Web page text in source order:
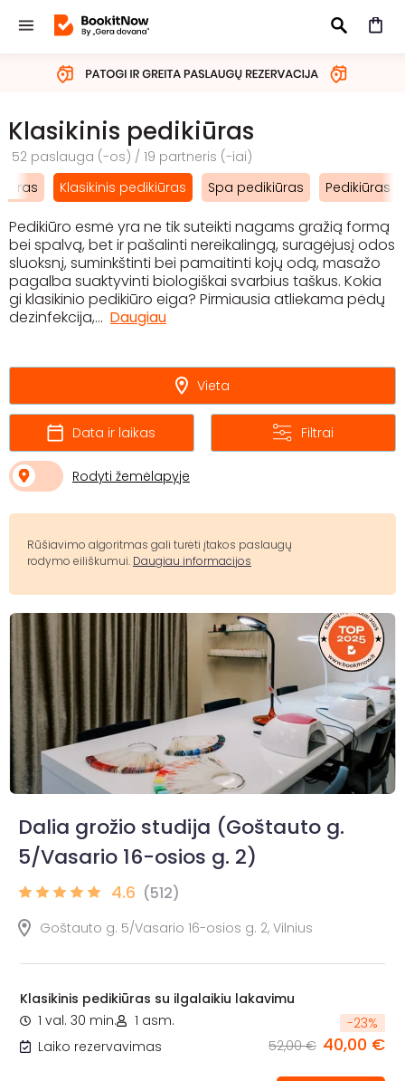
IEŠKOTI
Klasikinis pedikiūras
52 paslauga (-os) / 19 partneris (-iai)
Klasikinis pedikiūras Spa pedikiūras Pedikiūras
Pedikiūro esmė yra ne tik suteikti nagams gražią formą
bei spalvą, bet ir pašalinti nereikalingą, suragėjusį odos
sluoksnį, suminkštinti bei pamaitinti kojų odą, masažo
pagalba suaktyvinti biologiškai svarbius taškus. Kokia
gi klasikinio pedikiūro eiga? Pirmiausia atliekama pėdų
dezinfekcija,... Daugiau
Vieta
Data ir laikas Filtrai
Rodyti žemėlapyje
Rūšiavimo algoritmas gali turėti įtakos paslaugų
rodymo eiliškumui. Daugiau informacijos
Dalia grožio studija (Goštauto g.
5/Vasario 16-osios g. 2)
4.6 (512)
Goštauto g. 5/Vasario 16-osios g. 2, Vilnius
Klasikinis pedikiūras su ilgalaikiu lakavimu
1 val. 30 min.
1 asm.
Laiko rezervavimas
-23%
52,00 € 40,00 €